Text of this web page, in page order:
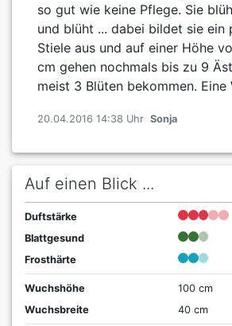
so gut wie keine Pflege. Sie
und blüht ... dabei bildet sie ein
Stiele aus und auf einer Höhe
cm gehen nochmals bis zu 9
meist 3 Blüten bekommen. Eine
20.04.2016 14:38 Uhr Sonja
Auf einen Blick ...
Duftstärke
Blattgesund
Frosthärte
Wuchshöhe
100 cm
Wuchsbreite
40 cm